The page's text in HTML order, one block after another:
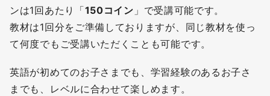
ンは1回あたり「150コイン 」で受講可能です。
教材は1回分をご準備しておりますが、同じ教材を使っ
て何度でもご受講いただくことも可能です。
英語が初めてのお子さまでも、学習経験のあるお子さ
までも、レベルに合わせて楽しめます。